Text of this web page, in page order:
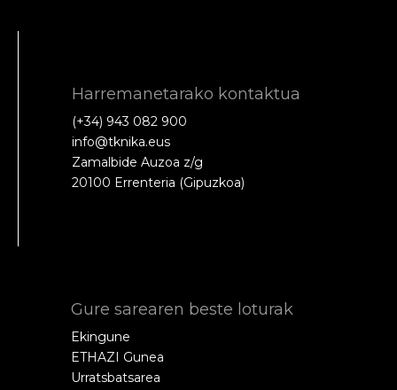
Harremanetarako kontaktua
(+34) 943 082 900
info@tknika.eus
Zamalbide Auzoa z/g
20100 Errenteria (Gipuzkoa)
Gure sarearen beste loturak
Ekingune
ETHAZI Gunea
Urratsbatsarea